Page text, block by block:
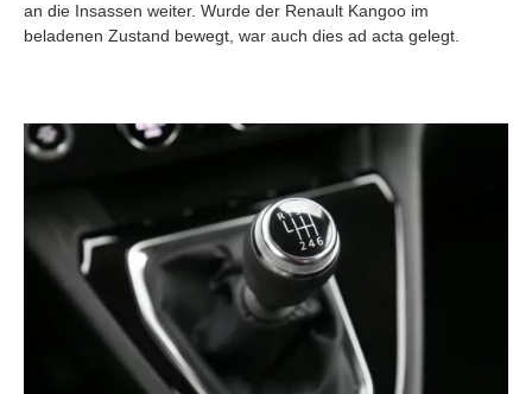
an die Insassen weiter. Wurde der Renault Kangoo im
beladenen Zustand bewegt, war auch dies ad acta gelegt.